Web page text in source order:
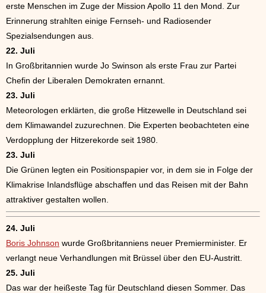
erste Menschen im Zuge der Mission Apollo 11 den Mond. Zur
Erinnerung strahlten einige Fernseh- und Radiosender
Spezialsendungen aus.
22. Juli
In Großbritannien wurde Jo Swinson als erste Frau zur Partei
Chefin der Liberalen Demokraten ernannt.
23. Juli
Meteorologen erklärten, die große Hitzewelle in Deutschland sei
dem Klimawandel zuzurechnen. Die Experten beobachteten eine
Verdopplung der Hitzerekorde seit 1980.
23. Juli
Die Grünen legten ein Positionspapier vor, in dem sie in Folge der
Klimakrise Inlandsflüge abschaffen und das Reisen mit der Bahn
attraktiver gestalten wollen.
24. Juli
Boris Johnson wurde Großbritanniens neuer Premierminister. Er
verlangt neue Verhandlungen mit Brüssel über den EU-Austritt.
25. Juli
Das war der heißeste Tag für Deutschland diesen Sommer. Das